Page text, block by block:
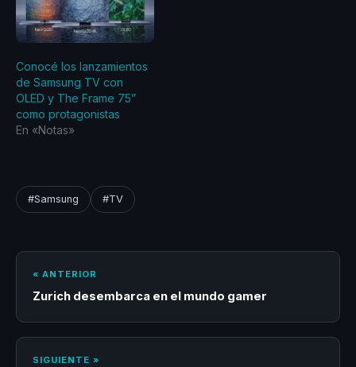
Conocé los lanzamientos
de Samsung TV con
OLED y The Frame 75”
como protagonistas
En «Notas»
#Samsung #TV
« ANTERIOR
Zurich desembarca en el mundo gamer
SIGUIENTE »